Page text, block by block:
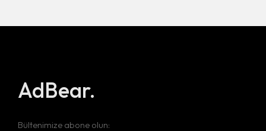
AdBear.
Bültenimize abone olun: